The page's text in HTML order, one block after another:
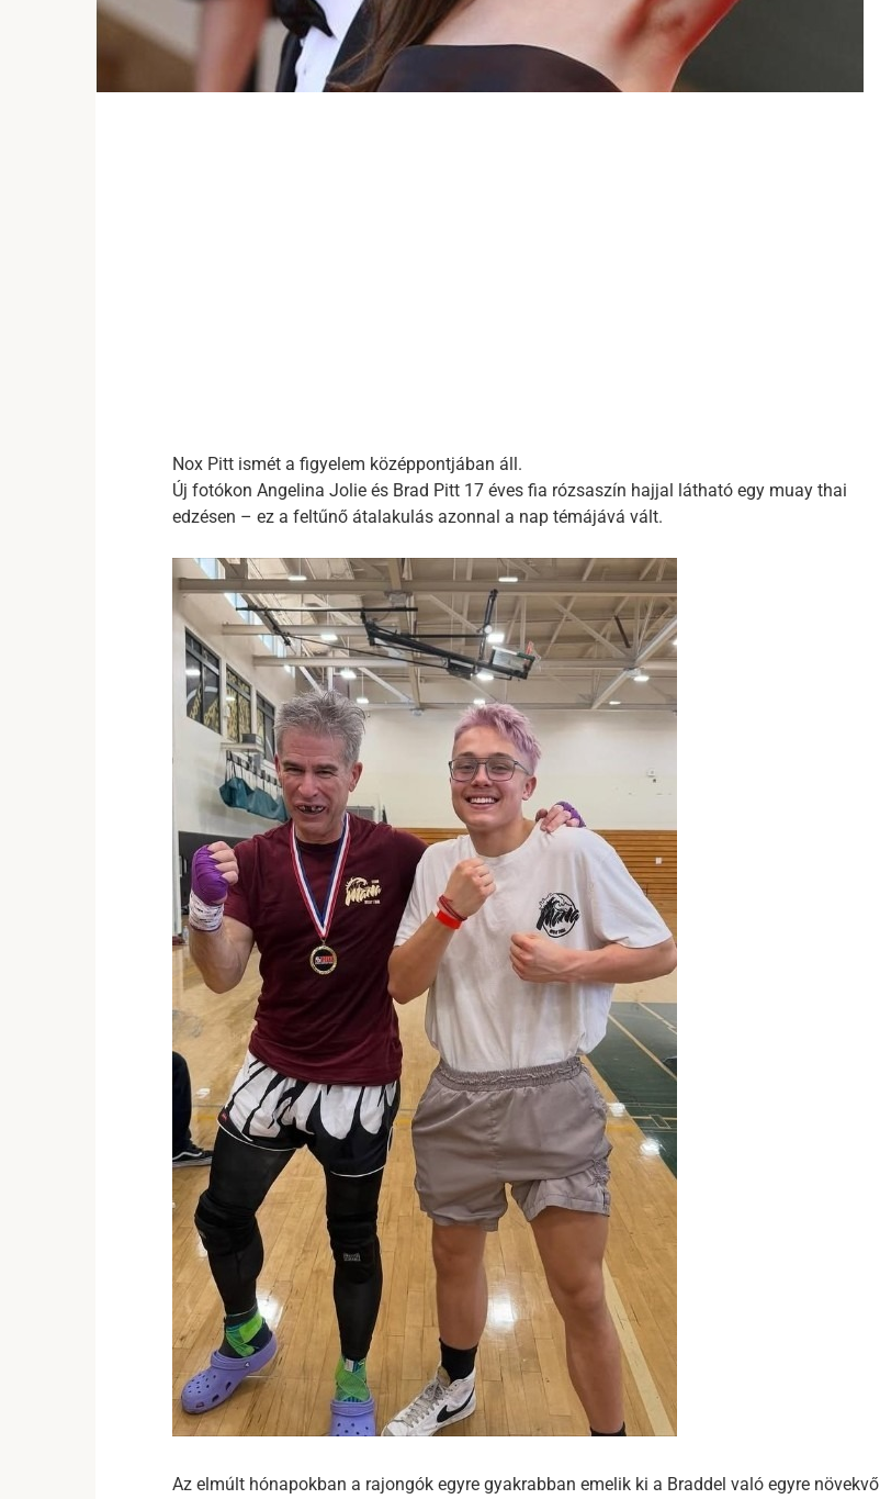
Nox Pitt ismét a figyelem középpontjában áll.
Új fotókon Angelina Jolie és Brad Pitt 17 éves fia rózsaszín hajjal látható egy muay thai
edzésen – ez a feltűnő átalakulás azonnal a nap témájává vált.
Az elmúlt hónapokban a rajongók egyre gyakrabban emelik ki a Braddel való egyre növekvő